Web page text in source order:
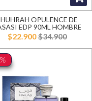
OPULENCE DE
EDP 90ML HOMBRE
$22.900$34.900